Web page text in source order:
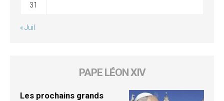
31
« Juil
PAPE LÉON XIV
Les prochains grands